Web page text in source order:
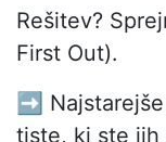
Rešitev?
First Out).
➡️ Najstarejše
tiste, ki ste jih